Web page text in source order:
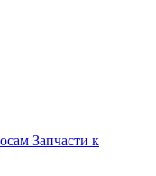
Запчасти к